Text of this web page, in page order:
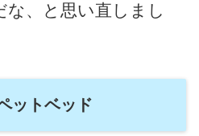
な、と思い直しまし
ットベッド